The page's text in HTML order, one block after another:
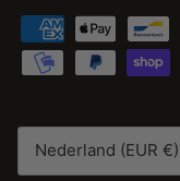
Land/Regio
Nederland (EUR €)